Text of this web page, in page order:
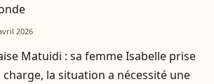
2026
Matuidi : sa femme Isabelle prise
charge, la situation a nécessité une